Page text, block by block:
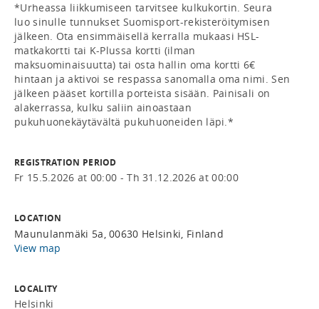
*Urheassa liikkumiseen tarvitsee kulkukortin. Seura
luo sinulle tunnukset Suomisport-rekisteröitymisen
jälkeen. Ota ensimmäisellä kerralla mukaasi HSL-
matkakortti tai K-Plussa kortti (ilman
maksuominaisuutta) tai osta hallin oma kortti 6€
hintaan ja aktivoi se respassa sanomalla oma nimi. Sen
jälkeen pääset kortilla porteista sisään. Painisali on
alakerrassa, kulku saliin ainoastaan
pukuhuonekäytävältä pukuhuoneiden läpi.*
REGISTRATION PERIOD
Fr 15.5.2026 at 00:00 - Th 31.12.2026 at 00:00
LOCATION
Maunulanmäki 5a, 00630 Helsinki, Finland
View map
LOCALITY
Helsinki